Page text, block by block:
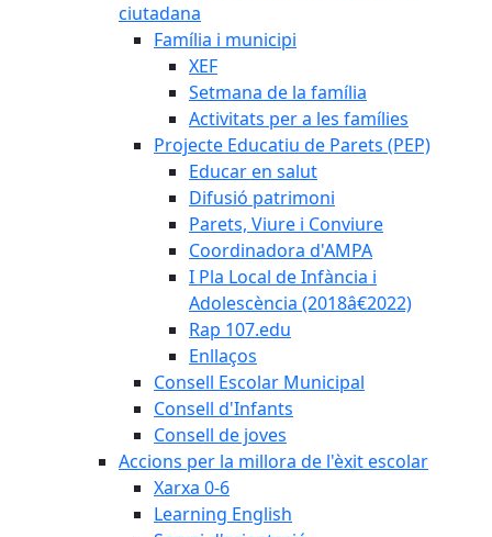
ciutadana
Família i municipi
XEF
Setmana de la família
Activitats per a les famílies
Projecte Educatiu de Parets (PEP)
Educar en salut
Difusió patrimoni
Parets, Viure i Conviure
Coordinadora d'AMPA
I Pla Local de Infància i
Adolescència (2018â€2022)
Rap 107.edu
Enllaços
Consell Escolar Municipal
Consell d'Infants
Consell de joves
Accions per la millora de l'èxit escolar
Xarxa 0-6
Learning English